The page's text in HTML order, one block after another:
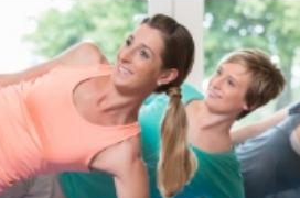
GESCHÄFTSSTELLE
MITGLIEDSCHAFT
IMPRESSIONEN
VORSTAND